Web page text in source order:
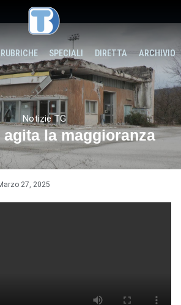
RUBRICHE SPECIALI DIRETTA ARCHIVIO
Notizie TG
agita la maggioranza
27, 2025